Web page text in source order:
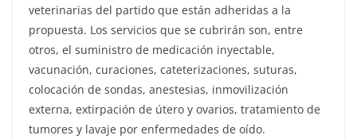
veterinarias del partido que están adheridas a la
propuesta. Los servicios que se cubrirán son, entre
otros, el suministro de medicación inyectable,
vacunación, curaciones, cateterizaciones, suturas,
colocación de sondas, anestesias, inmovilización
externa, extirpación de útero y ovarios, tratamiento de
tumores y lavaje por enfermedades de oído.